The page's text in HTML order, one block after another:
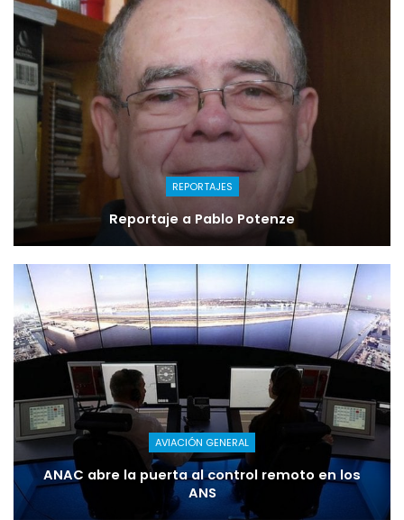
REPORTAJES
Reportaje a Pablo Potenze
AVIACIÓN GENERAL
ANAC abre la puerta al control remoto en los
ANS